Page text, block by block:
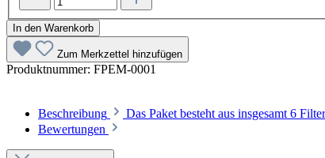
In den Warenkorb
Zum Merkzettel hinzufügen
Produktnummer: FPEM-0001
Beschreibung Das Paket besteht aus insgesamt 6
Bewertungen